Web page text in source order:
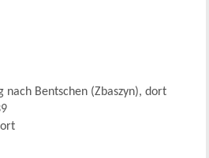
nach Bentschen (Zbaszyn), dort